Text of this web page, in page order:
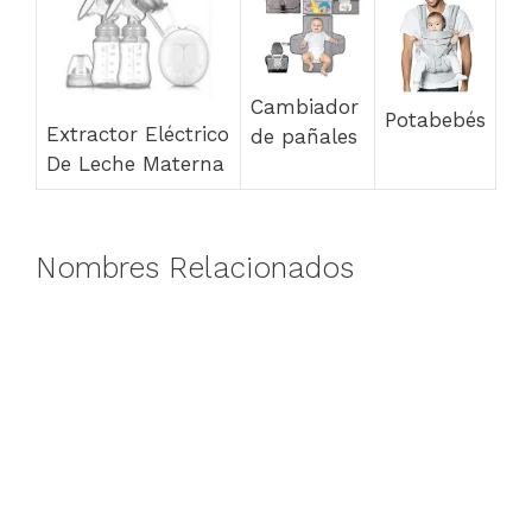
Extractor Eléctrico
De Leche Materna
Cambiador
de pañales
Potabebés
Nombres Relacionados